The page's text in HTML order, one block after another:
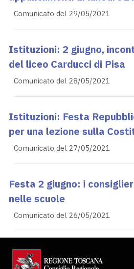
Comunicato del 29/05/2021
Istituzioni: 2 giugno,
del liceo Carducci di Pisa
Comunicato del 28/05/2021
Istituzioni: Festa
per una lezione sulla
Comunicato del 27/05/2021
Festa 2 giugno: i
nelle scuole
Comunicato del 26/05/2021